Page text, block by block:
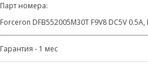
Парт номера:
Forceron DFB552005M30T F9V8 DC5V
Гарантия - 1 мес